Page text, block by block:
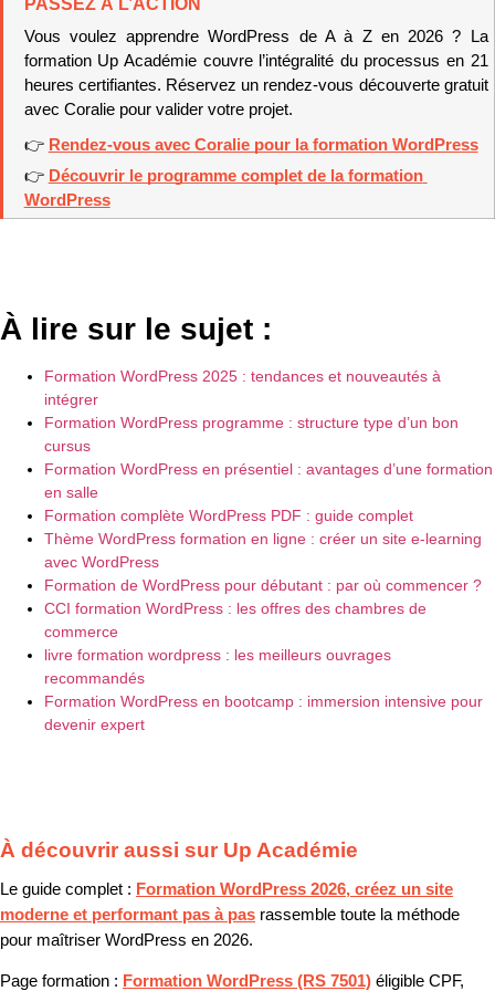
PASSEZ À L’ACTION
Vous voulez apprendre WordPress de A à Z en 2026 ? La
formation Up Académie couvre l’intégralité du processus en 21
heures certifiantes. Réservez un rendez-vous découverte gratuit
avec Coralie pour valider votre projet.
👉 Rendez-vous avec Coralie pour la formation WordPress
👉 Découvrir le programme complet de la formation
WordPress
À lire sur le sujet :
Formation WordPress 2025 : tendances et nouveautés à
intégrer
Formation WordPress programme : structure type d’un bon
cursus
Formation WordPress en présentiel : avantages d’une formation
en salle
Formation complète WordPress PDF : guide complet
Thème WordPress formation en ligne : créer un site e-learning
avec WordPress
Formation de WordPress pour débutant : par où commencer ?
CCI formation WordPress : les offres des chambres de
commerce
livre formation wordpress : les meilleurs ouvrages
recommandés
Formation WordPress en bootcamp : immersion intensive pour
devenir expert
À découvrir aussi sur Up Académie
Le guide complet : Formation WordPress 2026, créez un site
moderne et performant pas à pas rassemble toute la méthode
pour maîtriser WordPress en 2026.
Page formation : Formation WordPress (RS 7501) éligible CPF,